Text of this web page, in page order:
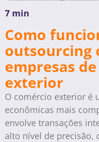
7 min
Como
outsourcing
empresas
exterior
O comércio exterior é
econômicas mais
envolve transações
alto nível de precisão,